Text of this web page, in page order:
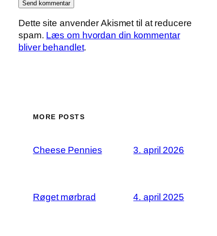
Dette site anvender Akismet til at reducere
spam. Læs om hvordan din kommentar
bliver behandlet.
MORE POSTS
Cheese Pennies 3. april 2026
Røget mørbrad 4. april 2025